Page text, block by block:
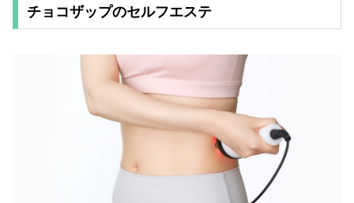
チョコザップのセルフエステ